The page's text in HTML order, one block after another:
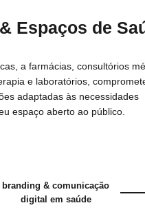
& Espaços de
a farmácias, consultórios
e laboratórios,
adaptadas às necessidades
espaço aberto ao público.
branding & comunicação
digital em saúde